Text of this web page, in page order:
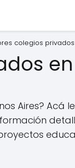
colegios
Aires?